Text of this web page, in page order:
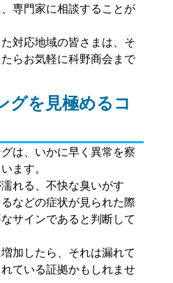
専門家に相談することが
対応地域の皆さまは、そ
らお気軽に科野商会まで
グを見極めるコ
は、いかに早く異常を察
ます。
れる、不快な臭いがす
などの症状が見られた際
サインであると判断して
加したら、それは漏れて
ている証拠かもしれませ